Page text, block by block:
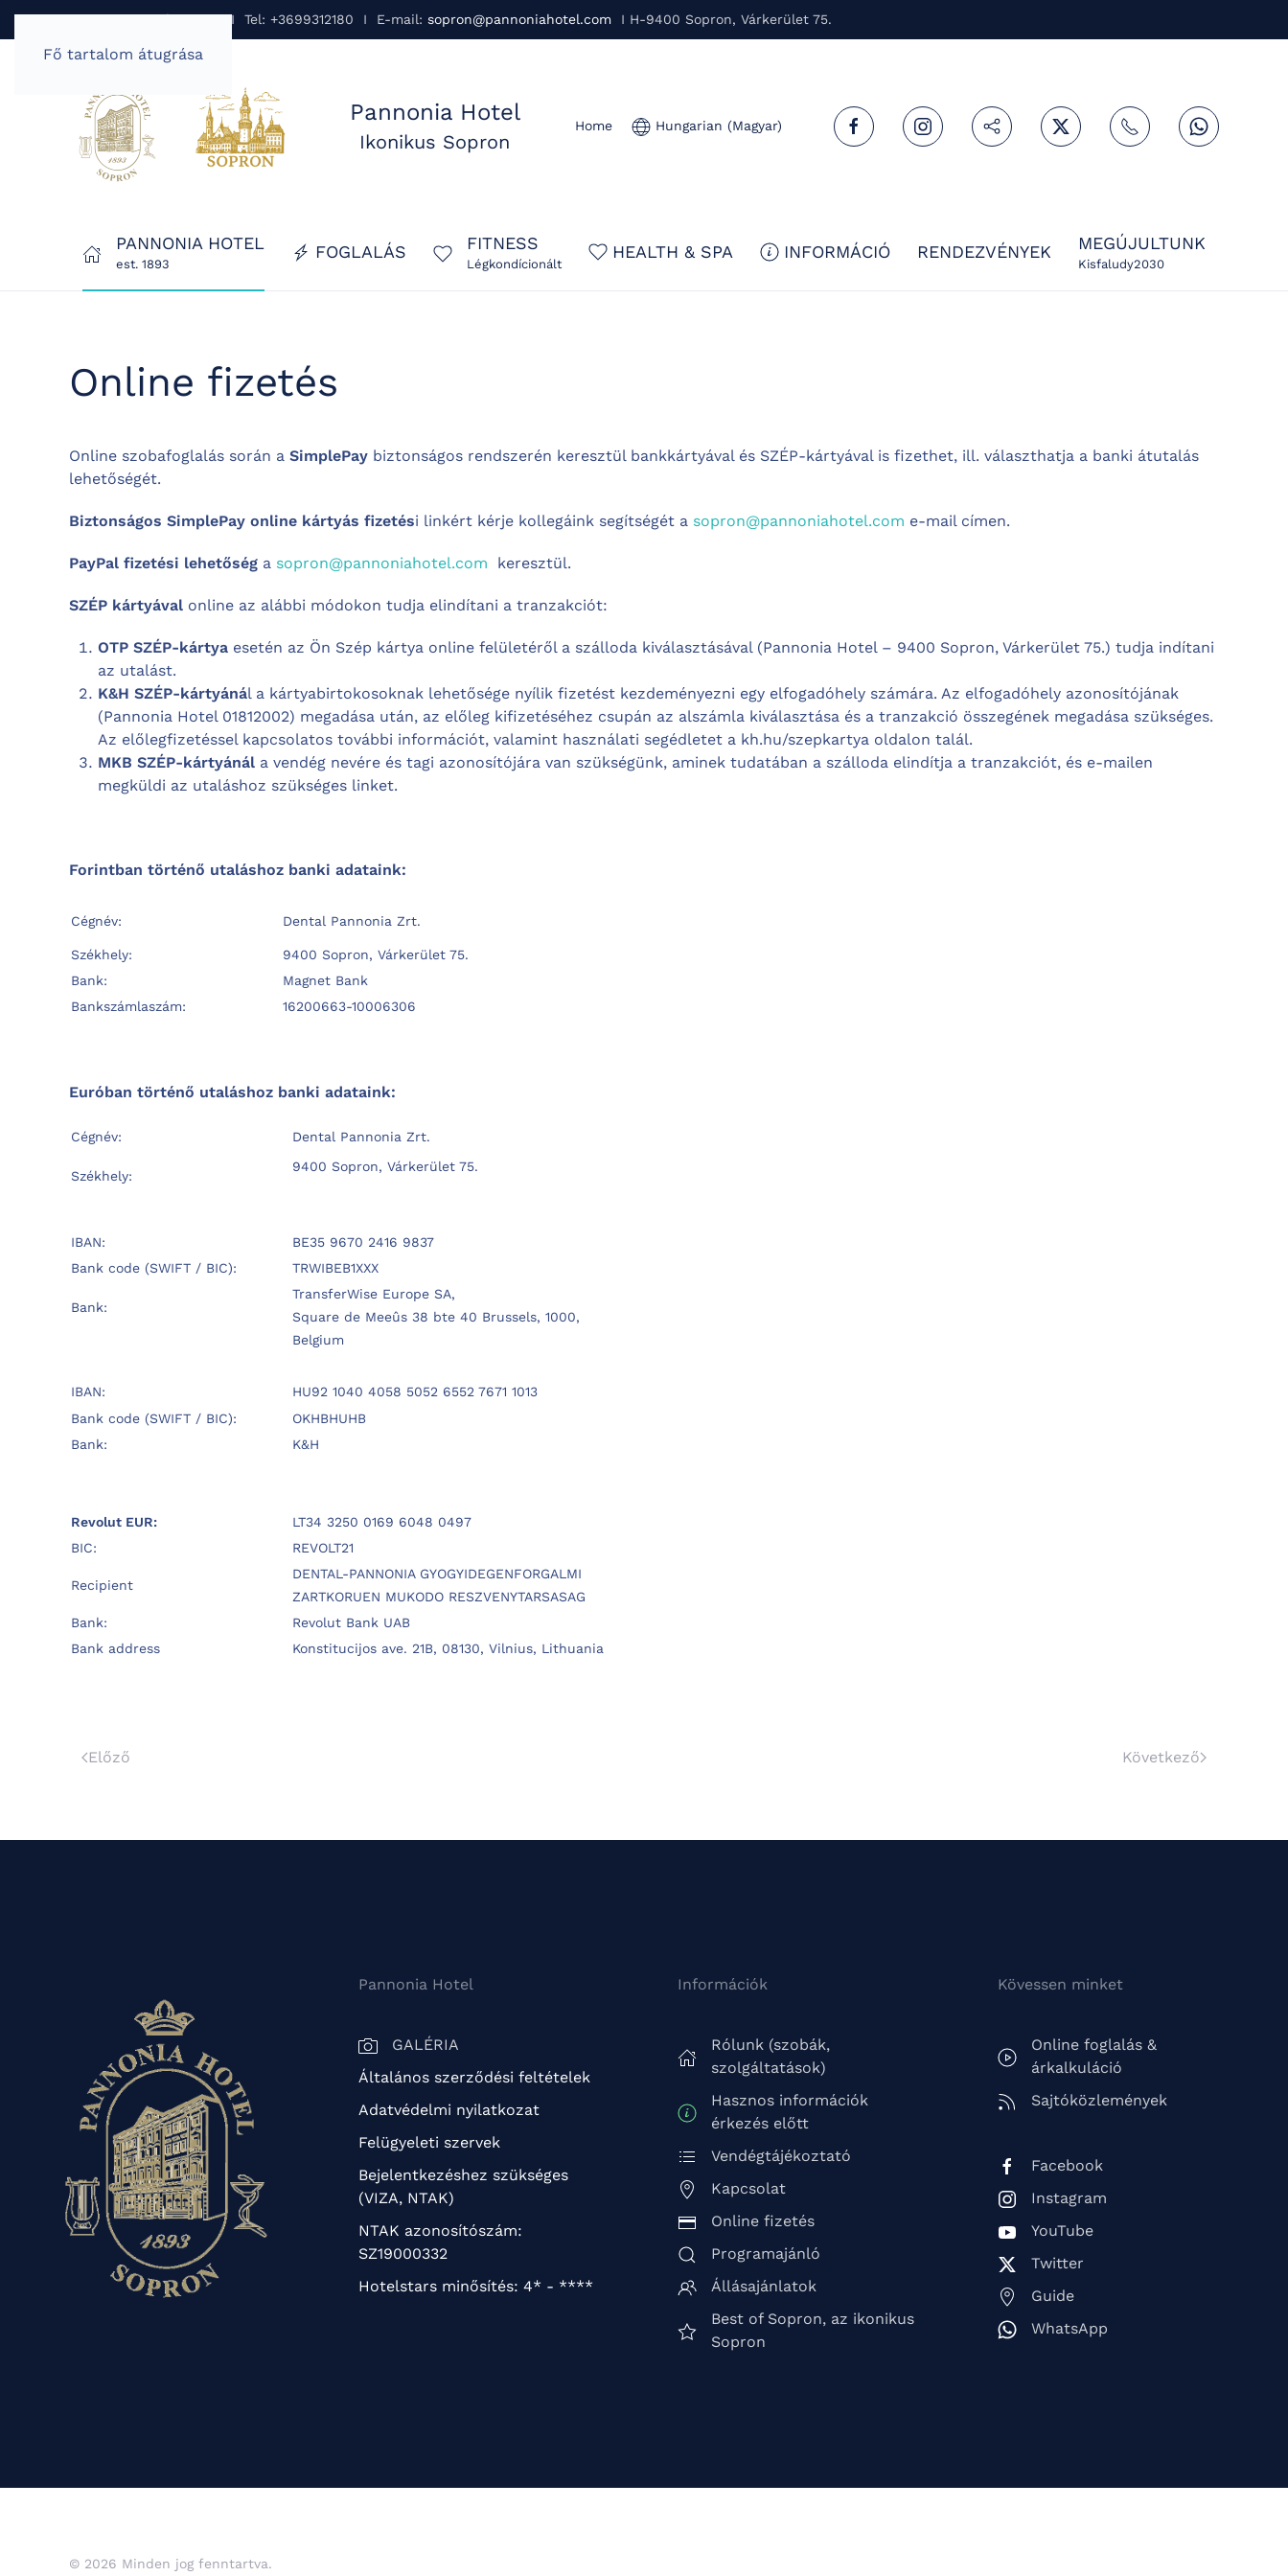
Fő tartalom átugrása
Pannonia Hotel Sopron I Tel: +3699312180 I E-mail: sopron@pannoniahotel.com I H-9400 Sopron, Várkerület 75.
Pannonia Hotel
Ikonikus Sopron
Home Hungarian (Magyar)
PANNONIA HOTEL
est. 1893
FOGLALÁS FITNESS
Légkondícionált
HEALTH & SPA INFORMÁCIÓ RENDEZVÉNYEK MEGÚJULTUNK
Kisfaludy2030
Online fizetés
Online szobafoglalás során a SimplePay biztonságos rendszerén keresztül bankkártyával és SZÉP-kártyával is fizethet, ill. választhatja a banki átutalás
lehetőségét.
Biztonságos SimplePay online kártyás fizetési linkért kérje kollegáink segítségét a sopron@pannoniahotel.com e-mail címen.
PayPal fizetési lehetőség a sopron@pannoniahotel.com keresztül.
SZÉP kártyával online az alábbi módokon tudja elindítani a tranzakciót:
OTP SZÉP-kártya esetén az Ön Szép kártya online felületéről a szálloda kiválasztásával (Pannonia Hotel – 9400 Sopron, Várkerület 75.) tudja indítani
az utalást.
K&H SZÉP-kártyánál a kártyabirtokosoknak lehetősége nyílik fizetést kezdeményezni egy elfogadóhely számára. Az elfogadóhely azonosítójának
(Pannonia Hotel 01812002) megadása után, az előleg kifizetéséhez csupán az alszámla kiválasztása és a tranzakció összegének megadása szükséges.
Az előlegfizetéssel kapcsolatos további információt, valamint használati segédletet a kh.hu/szepkartya oldalon talál.
MKB SZÉP-kártyánál a vendég nevére és tagi azonosítójára van szükségünk, aminek tudatában a szálloda elindítja a tranzakciót, és e-mailen
megküldi az utaláshoz szükséges linket.
Forintban történő utaláshoz banki adataink:
Cégnév: Dental Pannonia Zrt.
Székhely:
9400 Sopron, Várkerület 75.
Bank:
Magnet Bank
Bankszámlaszám:
16200663-10006306
Euróban történő utaláshoz banki adataink:
Cégnév: Dental Pannonia Zrt.
Székhely:
9400 Sopron, Várkerület 75.
IBAN:
BE35 9670 2416 9837
Bank code (SWIFT / BIC):
TRWIBEB1XXX
Bank:
TransferWise Europe SA,
Square de Meeûs 38 bte 40 Brussels, 1000,
Belgium
IBAN:
HU92 1040 4058 5052 6552 7671 1013
Bank code (SWIFT / BIC):
OKHBHUHB
Bank:
K&H
Revolut EUR:
LT34 3250 0169 6048 0497
BIC:
REVOLT21
Recipient
DENTAL-PANNONIA GYOGYIDEGENFORGALMI
ZARTKORUEN MUKODO RESZVENYTARSASAG
Bank:
Revolut Bank UAB
Bank address
Konstitucijos ave. 21B, 08130, Vilnius, Lithuania
Előző Következő
Pannonia Hotel
GALÉRIA
Általános szerződési feltételek
Adatvédelmi nyilatkozat
Felügyeleti szervek
Bejelentkezéshez szükséges
(VIZA, NTAK)
NTAK azonosítószám:
SZ19000332
Hotelstars minősítés: 4* - ****
Információk
Rólunk (szobák,
szolgáltatások)
Hasznos információk
érkezés előtt
Vendégtájékoztató
Kapcsolat
Online fizetés
Programajánló
Állásajánlatok
Best of Sopron, az ikonikus
Sopron
Kövessen minket
Online foglalás &
árkalkuláció
Sajtóközlemények
Facebook
Instagram
YouTube
Twitter
Guide
WhatsApp
© 2026 Minden jog fenntartva.